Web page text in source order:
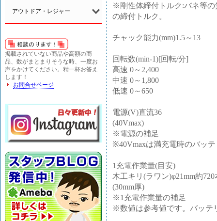
アウトドア・レジャー
掲載されていない商品や高額の商
品、数がまとまりそうな時、一度お
声をかけてください。精一杯お答え
します！
お問合せページ
※剛性体締付トルク:バネ等
の締付トルク。
チャック能力(mm)1.5～13
回転数(min-1)[回転/分]
高速 0～2,400
中速 0～1,800
低速 0～650
電源(V)直流36
(40Vmax)
※電源の補足
※40Vmaxは満充電時のバッ
1充電作業量(目安)
木工キリ(ラワン)φ21mm約720
(30mm厚)
※1充電作業量の補足
※数値は参考値です。バッテ